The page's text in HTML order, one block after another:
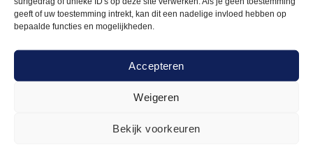
geeft of uw toestemming intrekt, kan dit een nadelige invloed hebben op
bepaalde functies en mogelijkheden.
Accepteren
Weigeren
Bekijk voorkeuren